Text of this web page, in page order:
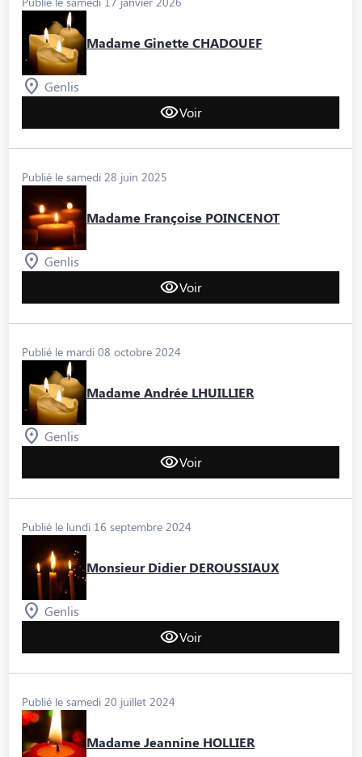
Madame Ginette CHADOUEF
Genlis
Voir
Publié le samedi 28 juin 2025
Madame Françoise POINCENOT
Genlis
Voir
Publié le mardi 08 octobre 2024
Madame Andrée LHUILLIER
Genlis
Voir
Publié le lundi 16 septembre 2024
Monsieur Didier DEROUSSIAUX
Genlis
Voir
Publié le samedi 20 juillet 2024
Madame Jeannine HOLLIER